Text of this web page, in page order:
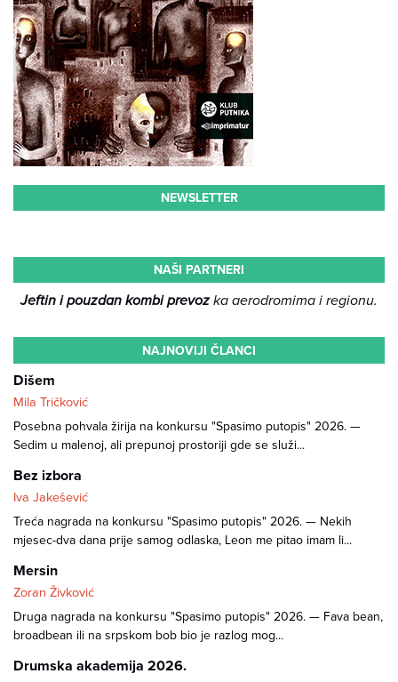
NEWSLETTER
NAŠI PARTNERI
Jeftin i pouzdan kombi prevozka aerodromima i regionu.
NAJNOVIJI ČLANCI
Dišem
Mila Tričković
Posebna pohvala žirija na konkursu "Spasimo putopis" 2026. —
Sedim u malenoj, ali prepunoj prostoriji gde se služi...
Bez izbora
Iva Jakešević
Treća nagrada na konkursu "Spasimo putopis" 2026. — Nekih
mjesec-dva dana prije samog odlaska, Leon me pitao imam li...
Mersin
Zoran Živković
Druga nagrada na konkursu "Spasimo putopis" 2026. — Fava bean,
broadbean ili na srpskom bob bio je razlog mog...
Drumska akademija 2026.